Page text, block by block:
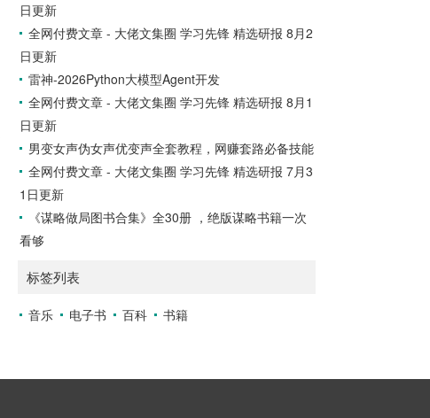
日更新
全网付费文章 - 大佬文集圈 学习先锋 精选研报 8月2
日更新
雷神-2026Python大模型Agent开发
全网付费文章 - 大佬文集圈 学习先锋 精选研报 8月1
日更新
男变女声伪女声优变声全套教程，网赚套路必备技能
全网付费文章 - 大佬文集圈 学习先锋 精选研报 7月3
1日更新
《谋略做局图书合集》全30册 ，绝版谋略书籍一次
看够
标签列表
音乐 电子书 百科 书籍